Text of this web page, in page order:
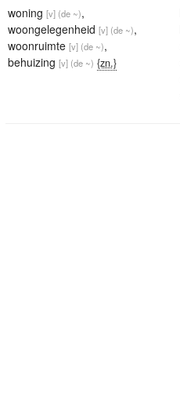
woning [v] (de ~),
woongelegenheid [v] (de ~),
woonruimte [v] (de ~),
behuizing [v] (de ~) {zn.}